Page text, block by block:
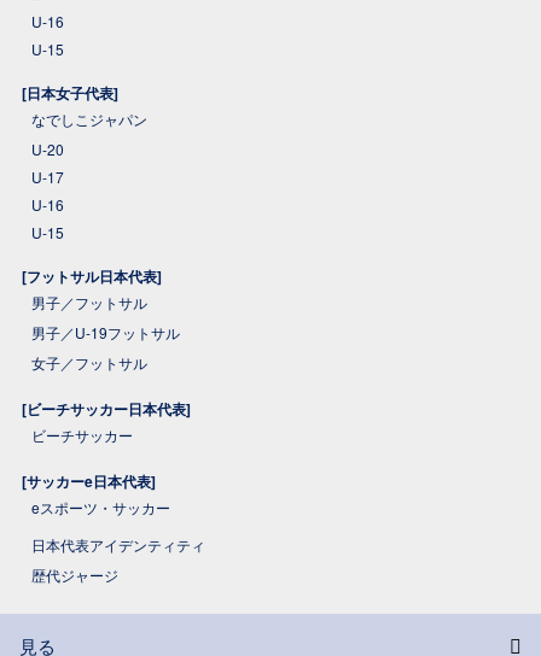
U-16
U-15
[日本女子代表]
なでしこジャパン
U-20
U-17
U-16
U-15
[フットサル日本代表]
男子／フットサル
男子／U-19フットサル
女子／フットサル
[ビーチサッカー日本代表]
ビーチサッカー
[サッカーe日本代表]
eスポーツ・サッカー
日本代表アイデンティティ
歴代ジャージ
見る